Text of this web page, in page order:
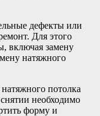
дефекты или
Для этого
включая замену
натяжного
потолка
необходимо
форму и